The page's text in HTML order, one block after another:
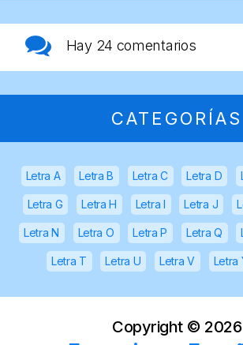
Hay 24 comentarios
CATEGORÍAS
Letra A Letra B Letra C Letra D
Letra G Letra H Letra I Letra J
Letra N Letra O Letra P Letra Q
Letra T Letra U Letra V Letra
Copyright © 2026